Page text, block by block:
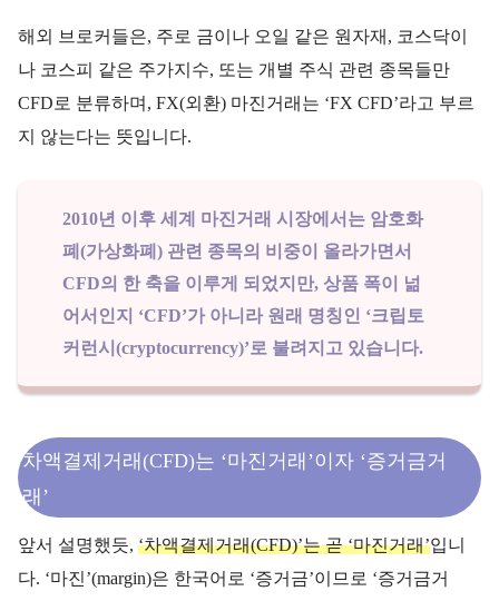
해외 브로커들은, 주로 금이나 오일 같은 원자재, 코스닥이
나 코스피 같은 주가지수, 또는 개별 주식 관련 종목들만
CFD로 분류하며, FX(외환) 마진거래는 ‘FX CFD’라고 부르
지 않는다는 뜻입니다.
2010년 이후 세계 마진거래 시장에서는 암호화
폐(가상화폐) 관련 종목의 비중이 올라가면서
CFD의 한 축을 이루게 되었지만, 상품 폭이 넒
어서인지 ‘CFD’가 아니라 원래 명칭인 ‘크립토
커런시(cryptocurrency)’로 불려지고 있습니다.
차액결제거래(CFD)는 ‘마진거래’이자 ‘증거금거
래’
앞서 설명했듯, ‘차액결제거래(CFD)’는 곧 ‘마진거래’입니
다. ‘마진’(margin)은 한국어로 ‘증거금’이므로 ‘증거금거